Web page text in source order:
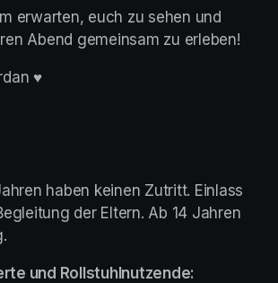
erwarten, euch zu sehen und
Abend gemeinsam zu erleben!
♥️
haben keinen Zutritt. Einlass
der Eltern. Ab 14 Jahren
und Rollstuhlnutzende: